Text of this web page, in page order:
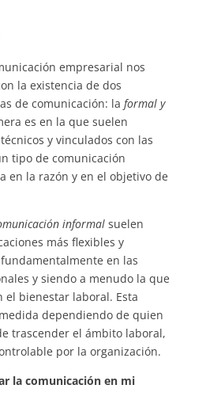
empresarial nos
la existencia de dos
de comunicación: la formal y
es en la que suelen
y vinculados con las
tipo de comunicación
en la razón y en el objetivo de
informalsuelen
más flexibles y
en las
y siendo a menudo la que
el bienestar laboral. Esta
dependiendo de quien
trascender el ámbito laboral,
por la organización.
la comunicación en mi